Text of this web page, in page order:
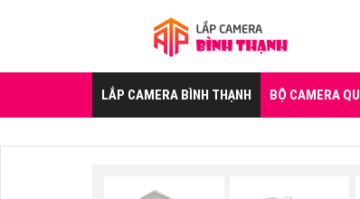
LẮP CAMERA BÌNH THẠNH BỘ CAMERA